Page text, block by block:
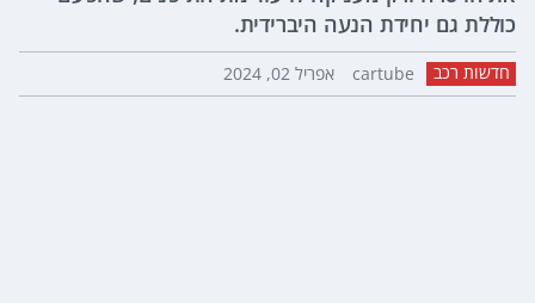
כוללת גם יחידת הנעה היברידית.
חדשות רכב cartube אפריל 02, 2024